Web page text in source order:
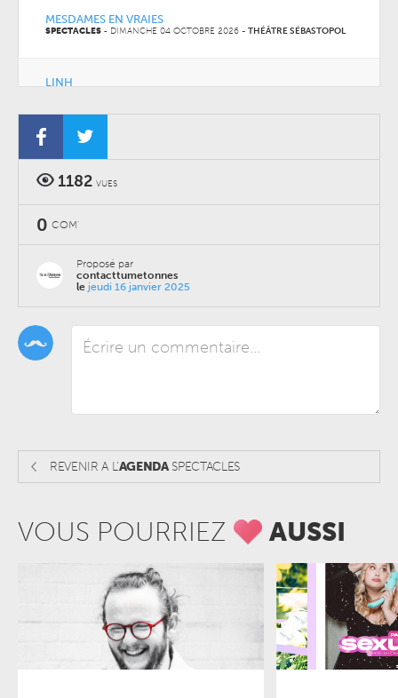
MESDAMES EN VRAIES
SPECTACLES - DIMANCHE 04 OCTOBRE 2026 - THÉÂTRE SÉBASTOPOL
LINH
1182 VUES
0 COM'
Proposé par
contacttumetonnes
le jeudi 16 janvier 2025
REVENIR A L'AGENDASPECTACLES
VOUS POURRIEZ AUSSI